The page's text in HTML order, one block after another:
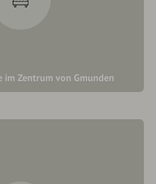
Zentrum von Gmunden